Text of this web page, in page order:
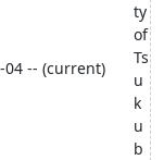
04 -- (current)
ty
of
Ts
u
k
u
b